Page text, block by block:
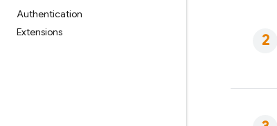
Authentication
Extensions